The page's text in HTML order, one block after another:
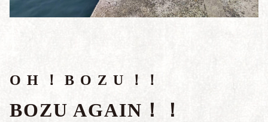
O H ！ B O Z U ！！
BOZU AGAIN！！